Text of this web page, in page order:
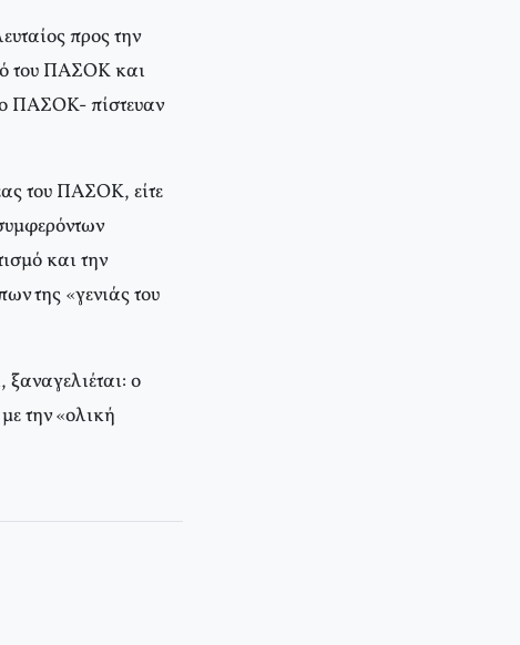
προς την
του ΠΑΣΟΚ και
ΠΑΣΟΚ- πίστευαν
του ΠΑΣΟΚ, είτε
και την
της «γενιάς του
ο
την «ολική